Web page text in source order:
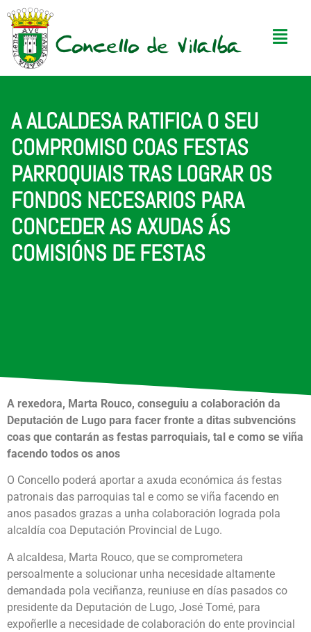
A ALCALDESA RATIFICA O SEU
COMPROMISO COAS FESTAS
PARROQUIAIS TRAS LOGRAR OS
FONDOS NECESARIOS PARA
CONCEDER AS AXUDAS ÁS
COMISIÓNS DE FESTAS
A rexedora, Marta Rouco, conseguiu a colaboración da
Deputación de Lugo para facer fronte a ditas subvencións
coas que contarán as festas parroquiais, tal e como se viña
facendo todos os anos
O Concello poderá aportar a axuda económica ás festas
patronais das parroquias tal e como se viña facendo en
anos pasados grazas a unha colaboración lograda pola
alcaldía coa Deputación Provincial de Lugo.
A alcaldesa, Marta Rouco, que se comprometera
persoalmente a solucionar unha necesidade altamente
demandada pola veciñanza, reuniuse en días pasados co
presidente da Deputación de Lugo, José Tomé, para
expoñerlle a necesidade de colaboración do ente provincial